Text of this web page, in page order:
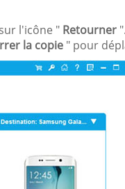
l'icône " Retourner
la copie " pour